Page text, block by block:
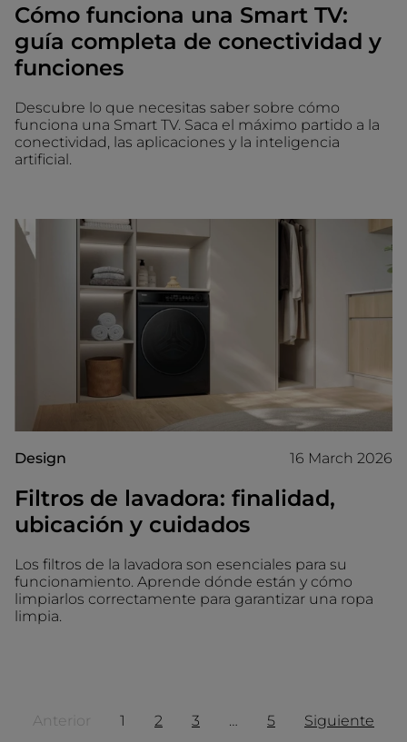
Cómo funciona una Smart TV:
guía completa de conectividad y
funciones
Descubre lo que necesitas saber sobre cómo
funciona una Smart TV. Saca el máximo partido a la
conectividad, las aplicaciones y la inteligencia
artificial.
Design 16 March 2026
Filtros de lavadora: finalidad,
ubicación y cuidados
Los filtros de la lavadora son esenciales para su
funcionamiento. Aprende dónde están y cómo
limpiarlos correctamente para garantizar una ropa
limpia.
Anterior 1 2 3 … 5 Siguiente